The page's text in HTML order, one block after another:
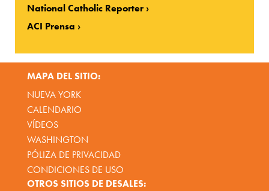
National Catholic Reporter
ACI Prensa
MAPA DEL SITIO:
NUEVA YORK
CALENDARIO
VÍDEOS
WASHINGTON
PÓLIZA DE PRIVACIDAD
CONDICIONES DE USO
OTROS SITIOS DE DESALES: